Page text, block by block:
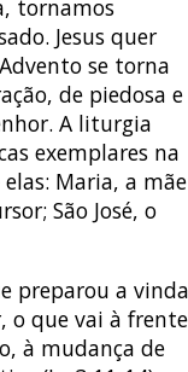
tornamos
Jesus quer
se torna
de piedosa e
A liturgia
exemplares na
Maria, a mãe
São José, o
preparou a vinda
o que vai à frente
à mudança de